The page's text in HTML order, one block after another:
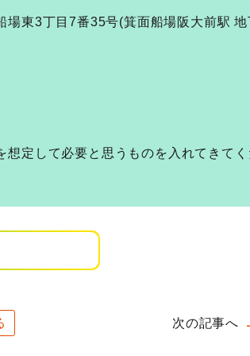
東3丁目7番35号(箕面船場阪大前駅
想定して必要と思うものを入れてきて
次の記事へ